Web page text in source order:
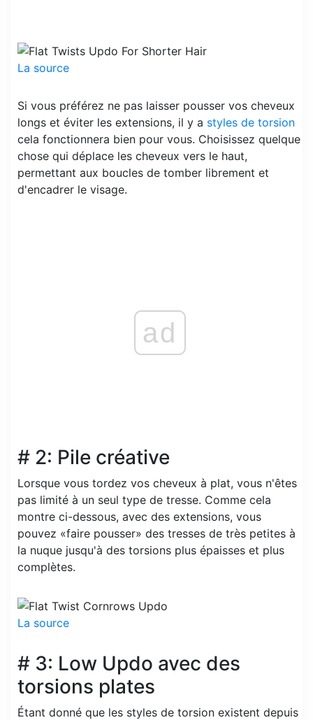
La source
Si vous préférez ne pas laisser pousser vos cheveux
longs et éviter les extensions, il y a styles de torsion
cela fonctionnera bien pour vous. Choisissez quelque
chose qui déplace les cheveux vers le haut,
permettant aux boucles de tomber librement et
d'encadrer le visage.
ad
# 2: Pile créative
Lorsque vous tordez vos cheveux à plat, vous n'êtes
pas limité à un seul type de tresse. Comme cela
montre ci-dessous, avec des extensions, vous
pouvez «faire pousser» des tresses de très petites à
la nuque jusqu'à des torsions plus épaisses et plus
complètes.
La source
# 3: Low Updo avec des
torsions plates
Étant donné que les styles de torsion existent depuis